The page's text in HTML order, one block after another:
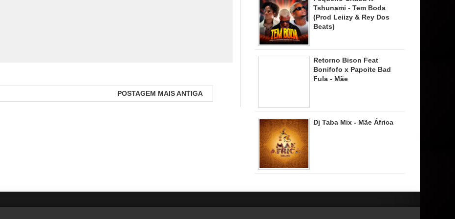
POSTAGEM MAIS ANTIGA
Tshunami - Tem Boda
(Prod Leiizy & Rey Dos
Beats)
Retorno Bison Feat
Bonifofo x Papoite Bad
Fula - Mãe
Dj Taba Mix - Mãe África